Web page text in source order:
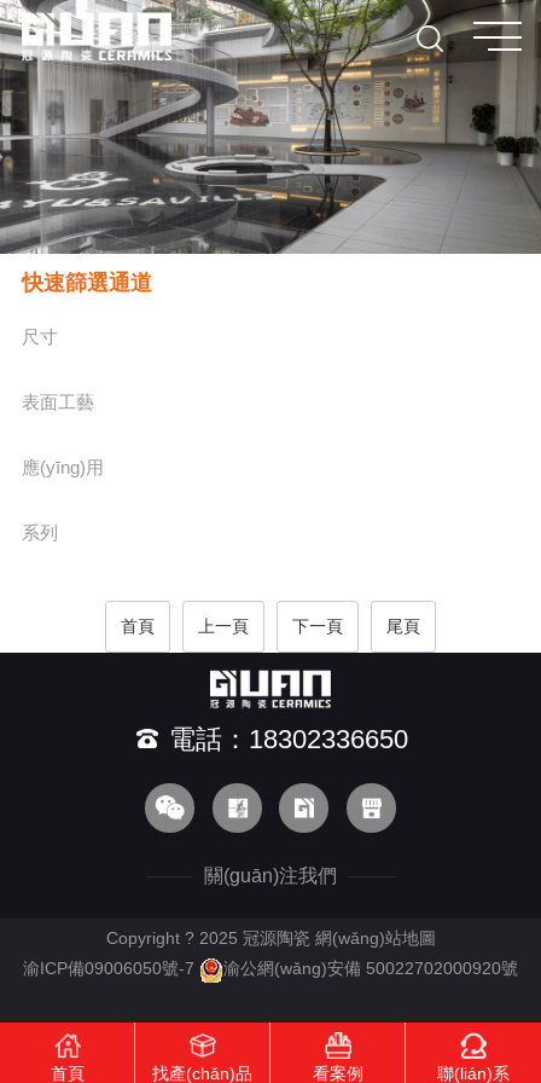
快速篩選通道
尺寸
表面工藝
應(yīng)用
系列
首頁 上一頁 下一頁 尾頁
電話：18302336650
關(guān)注我們
Copyright ? 2025 冠源陶瓷 網(wǎng)站地圖
渝ICP備09006050號-7
渝公網(wǎng)安備 50022702000920號
首頁 找產(chǎn)品 看案例 聯(lián)系
RM新时代APP下载